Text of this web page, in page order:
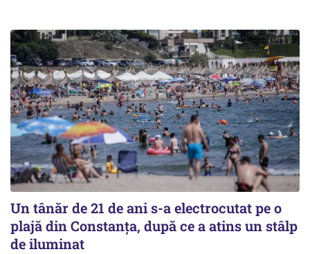
Un tânăr de 21 de ani s-a electrocutat pe o
plajă din Constanța, după ce a atins un stâlp
de iluminat